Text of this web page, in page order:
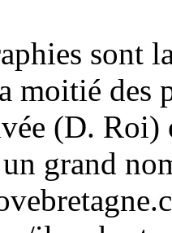
sont
moitié des
(D. Roi)
grand